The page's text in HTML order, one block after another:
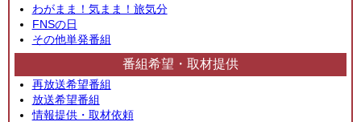
わがまま！気まま！旅気分
FNSの日
その他単発番組
番組希望・取材提供
再放送希望番組
放送希望番組
情報提供・取材依頼